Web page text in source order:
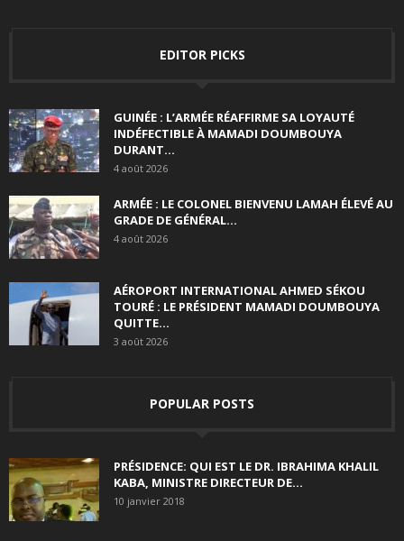
EDITOR PICKS
GUINÉE : L’ARMÉE RÉAFFIRME SA LOYAUTÉ
INDÉFECTIBLE À MAMADI DOUMBOUYA
DURANT...
4 août 2026
ARMÉE : LE COLONEL BIENVENU LAMAH ÉLEVÉ AU
GRADE DE GÉNÉRAL...
4 août 2026
AÉROPORT INTERNATIONAL AHMED SÉKOU
TOURÉ : LE PRÉSIDENT MAMADI DOUMBOUYA
QUITTE...
3 août 2026
POPULAR POSTS
PRÉSIDENCE: QUI EST LE DR. IBRAHIMA KHALIL
KABA, MINISTRE DIRECTEUR DE...
10 janvier 2018